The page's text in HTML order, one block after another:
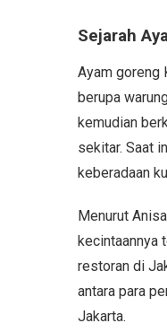
Sejarah
Ayam goreng
berupa
kemudian
sekitar. Saat
keberadaan
Menurut
kecintaannya
restoran di
antara para
Jakarta.